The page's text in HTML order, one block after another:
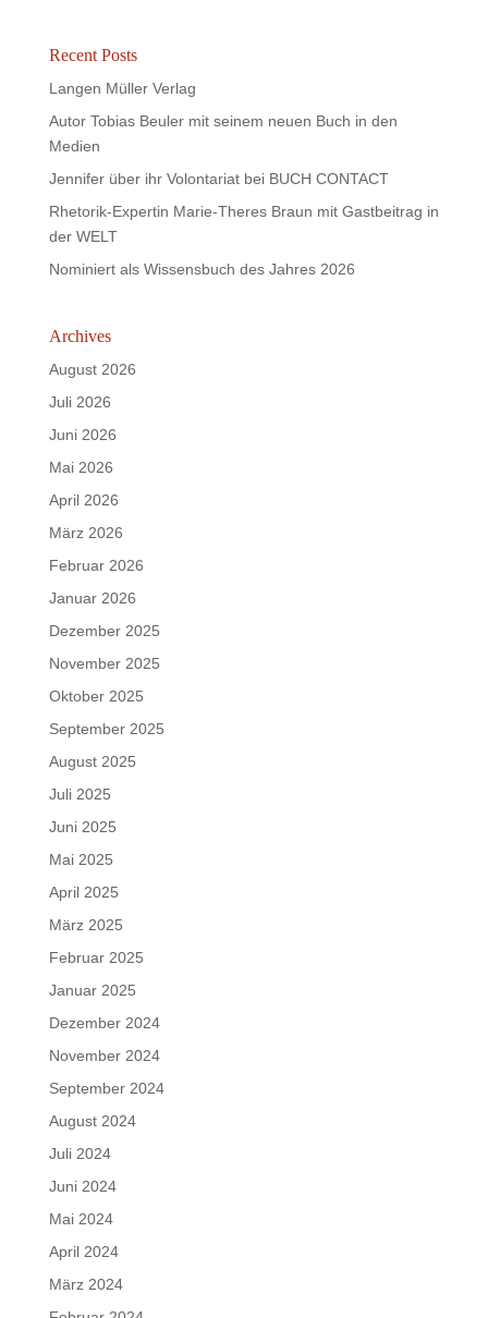
Recent Posts
Langen Müller Verlag
Autor Tobias Beuler mit seinem neuen Buch in den
Medien
Jennifer über ihr Volontariat bei BUCH CONTACT
Rhetorik-Expertin Marie-Theres Braun mit Gastbeitrag in
der WELT
Nominiert als Wissensbuch des Jahres 2026
Archives
August 2026
Juli 2026
Juni 2026
Mai 2026
April 2026
März 2026
Februar 2026
Januar 2026
Dezember 2025
November 2025
Oktober 2025
September 2025
August 2025
Juli 2025
Juni 2025
Mai 2025
April 2025
März 2025
Februar 2025
Januar 2025
Dezember 2024
November 2024
September 2024
August 2024
Juli 2024
Juni 2024
Mai 2024
April 2024
März 2024